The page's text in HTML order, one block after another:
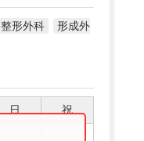
整形外科
形成外
日 祝